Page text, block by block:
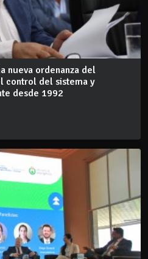
nueva ordenanza del
control del sistema y
desde 1992